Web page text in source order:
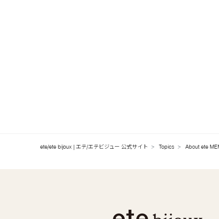
ete/ete bijoux | エテ/エテビジュー 公式サイト Topics About ete